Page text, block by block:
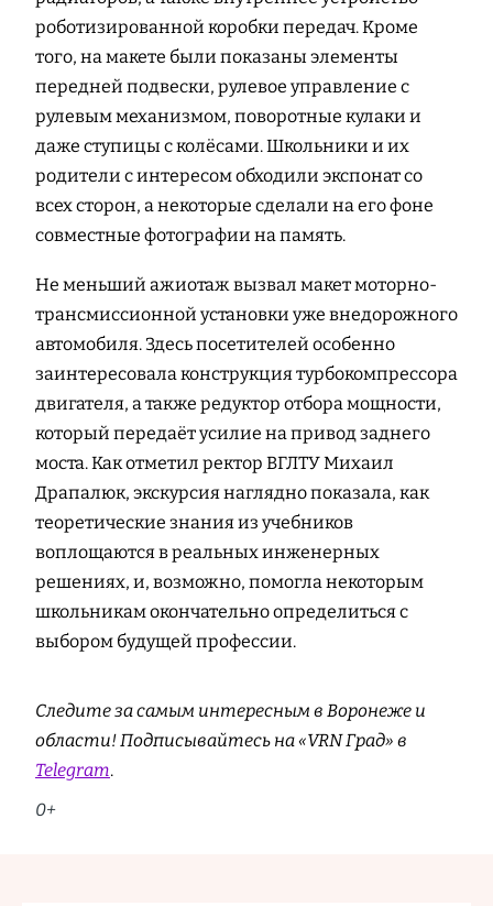
роботизированной коробки передач. Кроме
того, на макете были показаны элементы
передней подвески, рулевое управление с
рулевым механизмом, поворотные кулаки и
даже ступицы с колёсами. Школьники и их
родители с интересом обходили экспонат со
всех сторон, а некоторые сделали на его фоне
совместные фотографии на память.
Не меньший ажиотаж вызвал макет моторно-
трансмиссионной установки уже внедорожного
автомобиля. Здесь посетителей особенно
заинтересовала конструкция турбокомпрессора
двигателя, а также редуктор отбора мощности,
который передаёт усилие на привод заднего
моста. Как отметил ректор ВГЛТУ Михаил
Драпалюк, экскурсия наглядно показала, как
теоретические знания из учебников
воплощаются в реальных инженерных
решениях, и, возможно, помогла некоторым
школьникам окончательно определиться с
выбором будущей профессии.
Следите за самым интересным в Воронеже и
области! Подписывайтесь на «VRN Град» в
Telegram.
0+